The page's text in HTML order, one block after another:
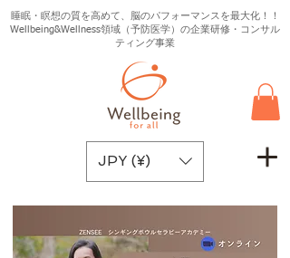
睡眠・瞑想の質を高めて、脳のパフォーマンスを最大化！！
Wellbeing&Wellness領域（予防医学）の企業研修・コンサル
ティング事業
JPY (¥)